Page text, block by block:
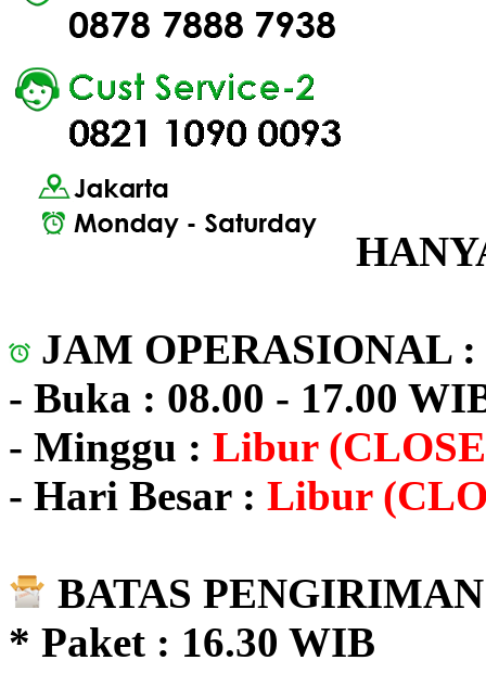
JAM OPERASIONAL :
- Buka : 08.00 - 17.00
- Minggu : Libur
- Hari Besar : Libur
BATAS
* Paket : 16.30 WIB